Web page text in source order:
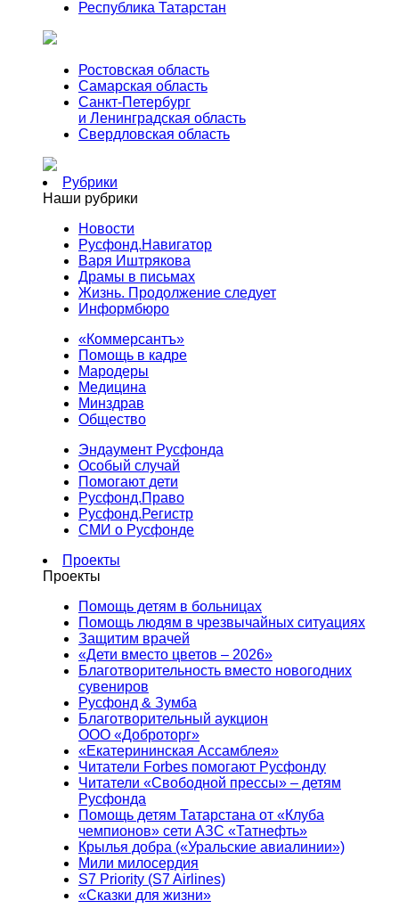
Республика Татарстан
Ростовская область
Самарская область
Санкт-Петербург
и Ленинградская область
Свердловская область
Рубрики
Наши рубрики
Новости
Русфонд.Навигатор
Варя Иштрякова
Драмы в письмах
Жизнь. Продолжение следует
Информбюро
«Коммерсантъ»
Помощь в кадре
Мародеры
Медицина
Минздрав
Общество
Эндаумент Русфонда
Особый случай
Помогают дети
Русфонд.Право
Русфонд.Регистр
СМИ о Русфонде
Проекты
Проекты
Помощь детям в больницах
Помощь людям в чрезвычайных ситуациях
Защитим врачей
«Дети вместо цветов – 2026»
Благотворительность вместо новогодних
сувениров
Русфонд & Зумба
Благотворительный аукцион
ООО «Доброторг»
«Екатерининская Ассамблея»
Читатели Forbes помогают Русфонду
Читатели «Свободной прессы» – детям
Русфонда
Помощь детям Татарстана от «Клуба
чемпионов» сети АЗС «Татнефть»
Крылья добра («Уральские авиалинии»)
Мили милосердия
S7 Priority (S7 Airlines)
«Сказки для жизни»